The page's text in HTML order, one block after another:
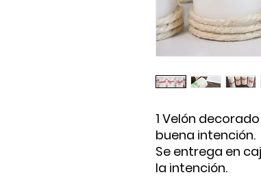
1 Velón
buena intención.
Se entrega en
la intención.